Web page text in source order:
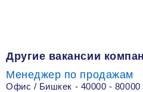
Другие вакансии
Менеджер по продажам
Офис / Бишкек - 40000 - 80000